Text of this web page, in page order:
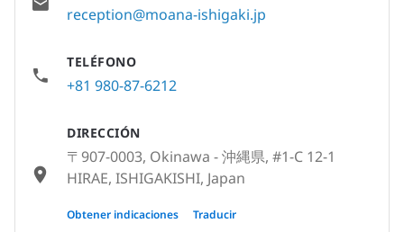
reception@moana-ishigaki.jp
TELÉFONO
+81 980-87-6212
DIRECCIÓN
〒907-0003, Okinawa - 沖縄県, #1-C 12-1
HIRAE, ISHIGAKISHI, Japan
〒907-0002, Okinawa - 沖縄県, 沖縄県石垣
Obtener indicaciones Traducir